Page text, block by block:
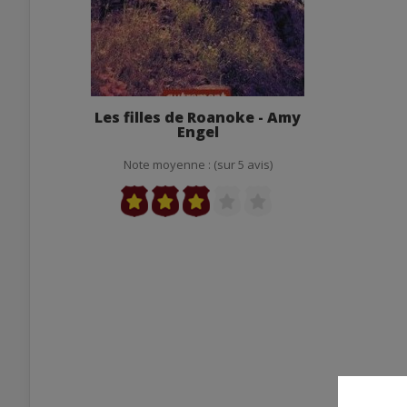
Les filles de Roanoke - Amy
Engel
Note moyenne : (sur 5 avis)